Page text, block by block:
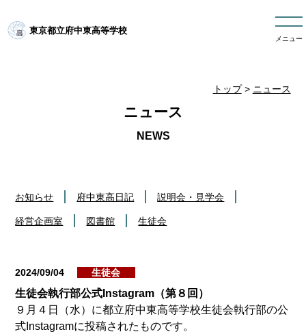
東京都立府中東高等学校
メニュー
トップ> ニュース
ニュース
お知らせ 府中東高日記 説明会・見学会
経営企画室 図書館 生徒会
2024/09/04 生徒会
生徒会執行部公式Instagram（第８回）
９月４日（水）に都立府中東高等学校生徒会執行部の公
式Instagramに投稿されたものです。